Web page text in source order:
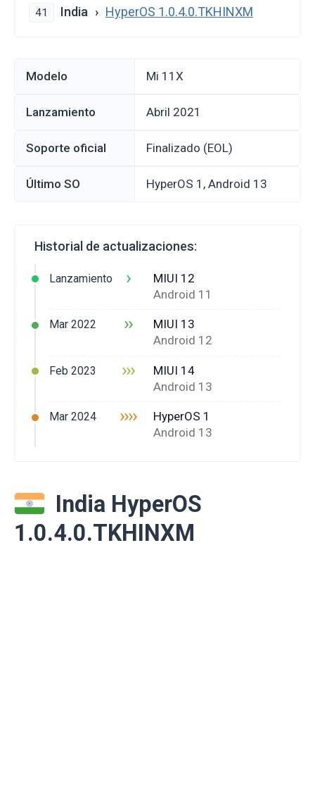
41 India HyperOS 1.0.4.0.TKHINXM
Modelo Mi 11X
Lanzamiento abril 2021
Soporte oficial Finalizado (EOL)
Último SO HyperOS 1, Android 13
Historial de actualizaciones:
Lanzamiento ›
MIUI 12
Android 11
Mar 2022 ››
MIUI 13
Android 12
Feb 2023 ›››
MIUI 14
Android 13
Mar 2024 ››››
HyperOS 1
Android 13
India HyperOS
1.0.4.0.TKHINXM